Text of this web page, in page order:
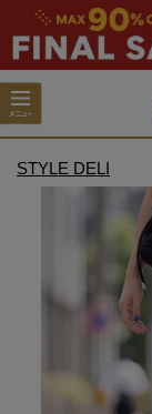
STYLE DELI